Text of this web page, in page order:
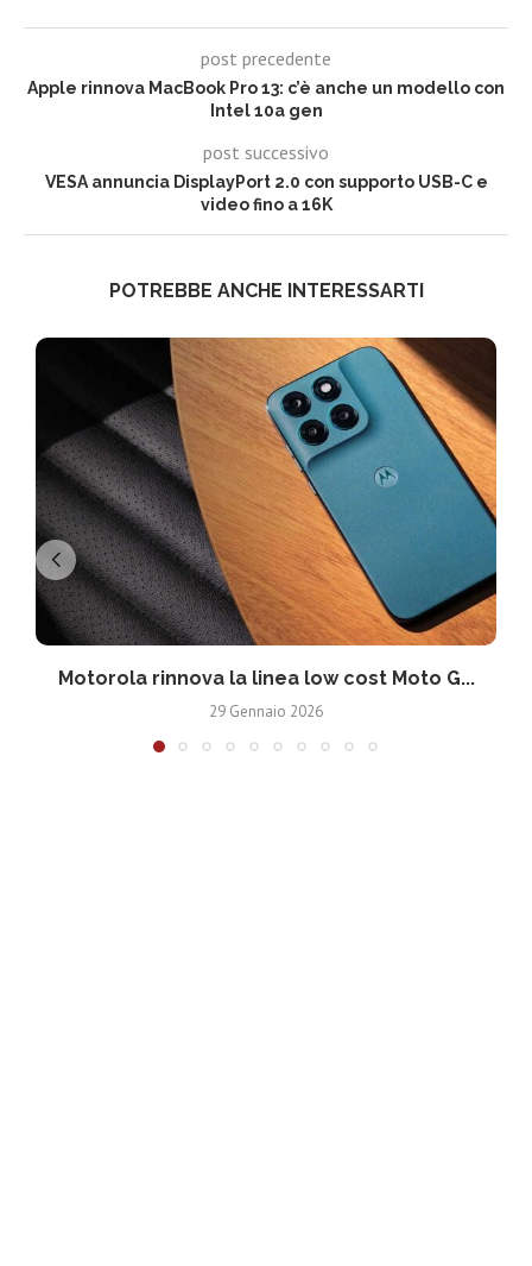
post precedente
Apple rinnova MacBook Pro 13: c’è anche un modello con
Intel 10a gen
post successivo
VESA annuncia DisplayPort 2.0 con supporto USB-C e
video fino a 16K
POTREBBE ANCHE INTERESSARTI
Motorola rinnova la linea low cost Moto G...
29 Gennaio 2026